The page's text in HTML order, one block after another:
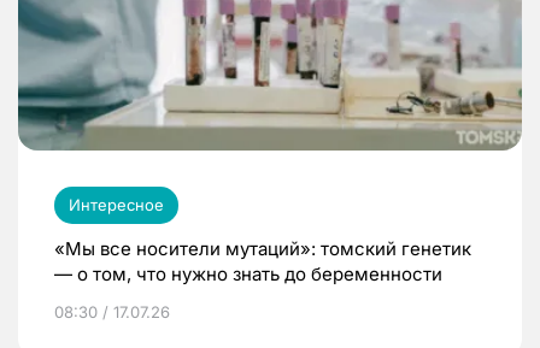
Интересное
«Мы все носители мутаций»: томский генетик
— о том, что нужно знать до беременности
08:30 / 17.07.26